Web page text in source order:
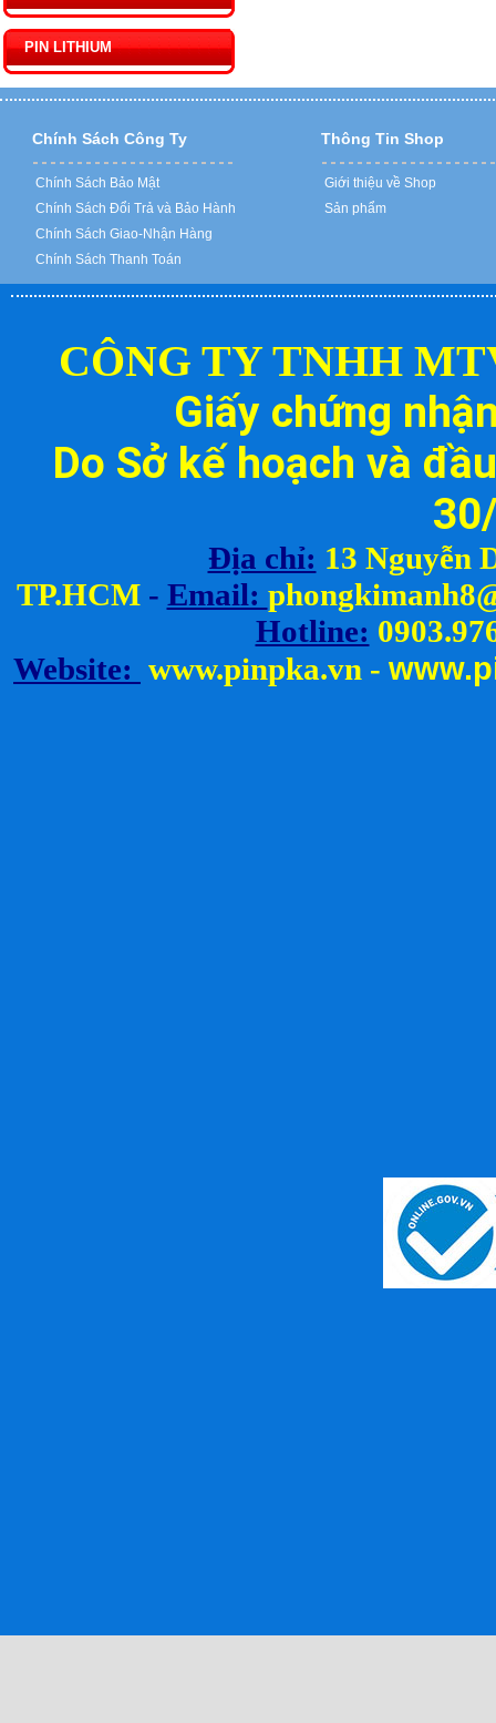
PIN LITHIUM
Chính Sách Công Ty
Chính Sách Bảo Mật
Chính Sách Đổi Trả và Bảo Hành
Chính Sách Giao-Nhận Hàng
Chính Sách Thanh Toán
Thông Tin Shop
Giới thiệu về Shop
Sản phẩm
CÔNG TY TNHH
Giấy chứng
Do Sở kế hoạch và
Địa chỉ: 13 Nguyễn
TP.HCM - Email: ph
Hotline:
Website: www.pinpka.vn - www.